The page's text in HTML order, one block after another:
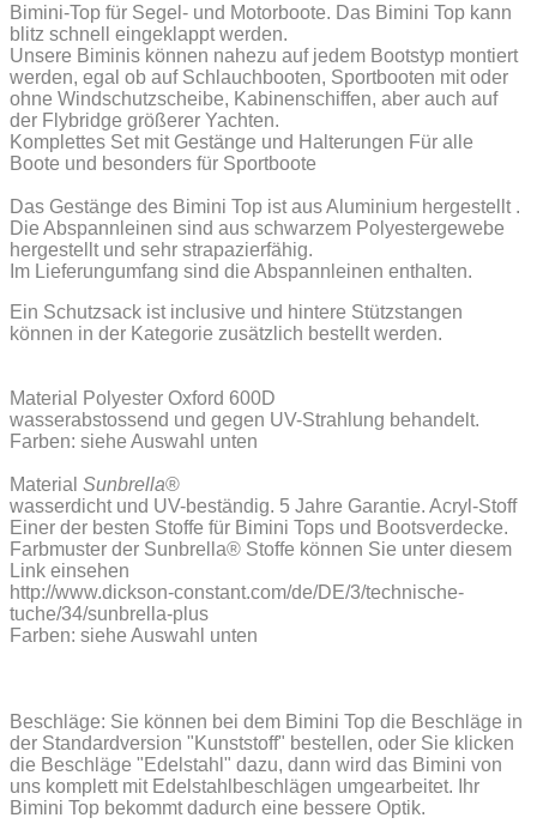
Bimini-Top für Segel- und Motorboote. Das Bimini Top kann
blitz schnell eingeklappt werden.
Unsere Biminis können nahezu auf jedem Bootstyp montiert
werden, egal ob auf Schlauchbooten, Sportbooten mit oder
ohne Windschutzscheibe, Kabinenschiffen, aber auch auf
der Flybridge größerer Yachten.
Komplettes Set mit Gestänge und Halterungen Für alle
Boote und besonders für Sportboote
Das Gestänge des Bimini Top ist aus Aluminium hergestellt .
Die Abspannleinen sind aus schwarzem Polyestergewebe
hergestellt und sehr strapazierfähig.
Im Lieferungumfang sind die Abspannleinen enthalten.
Ein Schutzsack ist inclusive und hintere Stützstangen
können in der Kategorie zusätzlich bestellt werden.
Material Polyester Oxford 600D
wasserabstossend und gegen UV-Strahlung behandelt.
Farben: siehe Auswahl unten
Material Sunbrella®
wasserdicht und UV-beständig. 5 Jahre Garantie. Acryl-Stoff
Einer der besten Stoffe für Bimini Tops und Bootsverdecke.
Farbmuster der Sunbrella® Stoffe können Sie unter diesem
Link einsehen
http://www.dickson-constant.com/de/DE/3/technische-
tuche/34/sunbrella-plus
Farben: siehe Auswahl unten
Beschläge: Sie können bei dem Bimini Top die Beschläge in
der Standardversion "Kunststoff" bestellen, oder Sie klicken
die Beschläge "Edelstahl" dazu, dann wird das Bimini von
uns komplett mit Edelstahlbeschlägen umgearbeitet. Ihr
Bimini Top bekommt dadurch eine bessere Optik.